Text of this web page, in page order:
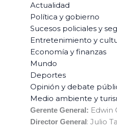
Actualidad
Política y gobierno
Sucesos policiales y
Entretenimiento y
Economía y finanzas
Mundo
Deportes
Opinión y debate
Medio ambiente y
Gerente General: Edwin
Director General: Julio